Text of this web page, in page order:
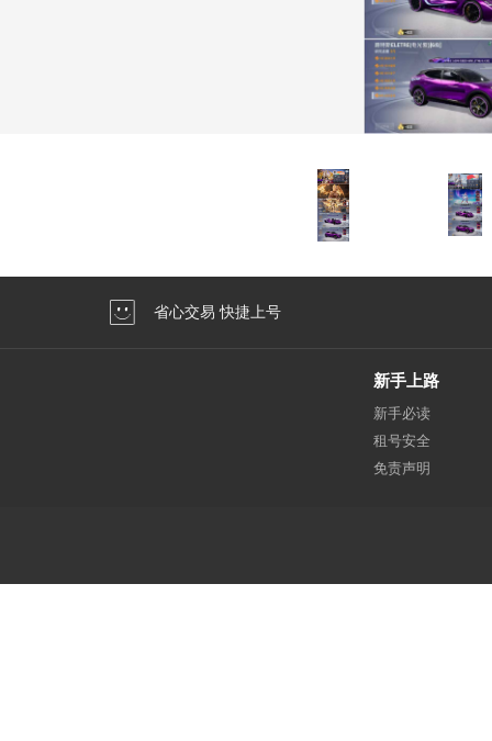
省心交易 快捷上号
新手上路
新手必读
租号安全
免责声明